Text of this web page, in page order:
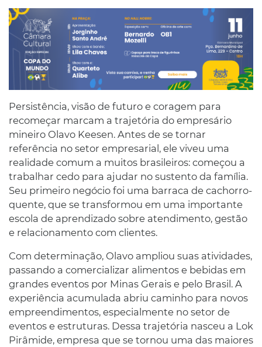
Persistência, visão de futuro e coragem para
recomeçar marcam a trajetória do empresário
mineiro Olavo Keesen. Antes de se tornar
referência no setor empresarial, ele viveu uma
realidade comum a muitos brasileiros: começou a
trabalhar cedo para ajudar no sustento da família.
Seu primeiro negócio foi uma barraca de cachorro-
quente, que se transformou em uma importante
escola de aprendizado sobre atendimento, gestão
e relacionamento com clientes.
Com determinação, Olavo ampliou suas atividades,
passando a comercializar alimentos e bebidas em
grandes eventos por Minas Gerais e pelo Brasil. A
experiência acumulada abriu caminho para novos
empreendimentos, especialmente no setor de
eventos e estruturas. Dessa trajetória nasceu a Lok
Pirâmide, empresa que se tornou uma das maiores